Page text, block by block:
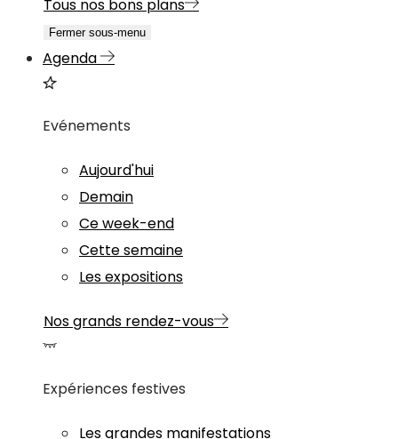
Tous nos bons plans
Fermer sous-menu
Agenda
Evénements
Aujourd'hui
Demain
Ce week-end
Cette semaine
Les expositions
Nos grands rendez-vous
Expériences festives
Les grandes manifestations